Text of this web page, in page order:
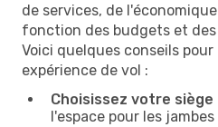
de services, de
fonction des budgets et
Voici quelques conseils
expérience de vol :
Choisissez votre siège
l'espace pour les